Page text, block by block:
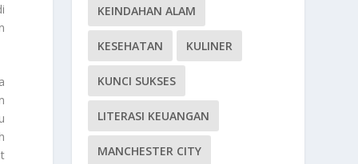
KEINDAHAN ALAM
KESEHATAN KULINER
KUNCI SUKSES
LITERASI KEUANGAN
MANCHESTER CITY